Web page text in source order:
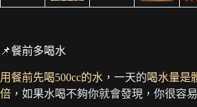
📌餐前多喝水
用餐前先喝500cc的水 ，一天的喝水量是
倍 ，如果水喝不夠你就會發現，你很容易